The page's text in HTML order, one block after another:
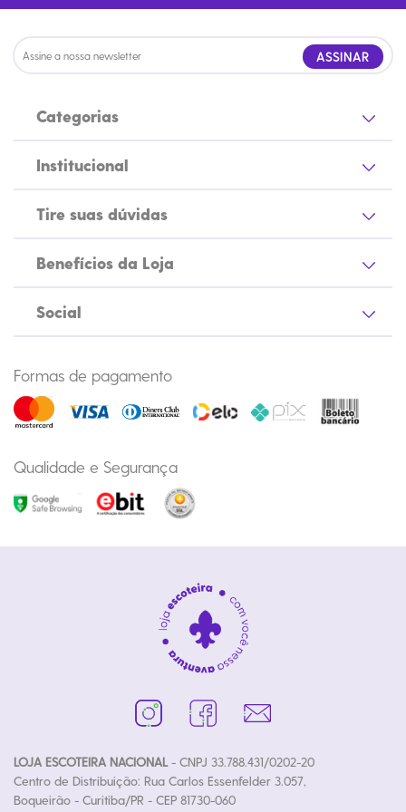
ASSINAR
Categorias
Institucional
Tire suas dúvidas
Benefícios da Loja
Social
Formas de pagamento
Qualidade e Segurança
LOJA ESCOTEIRA NACIONAL- CNPJ 33.788.431/0202-20
Centro de Distribuição: Rua Carlos Essenfelder 3.057,
Boqueirão - Curitiba/PR - CEP 81730-060